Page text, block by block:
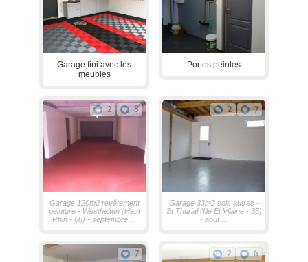
Garage fini avec les
meubles
Portes peintes
2 8
Garage 120m2 revêtement
peinture - Westhalten (Haut
Rhin - 68) - septembre ...
2 7
Garage 33m2 sols autres -
St Thurial (Ille Et Vilaine - 35)
- aout ...
7 2 6